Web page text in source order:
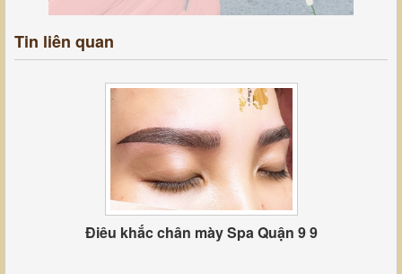
Tin liên quan
Điêu khắc chân mày Spa Quận 9 9